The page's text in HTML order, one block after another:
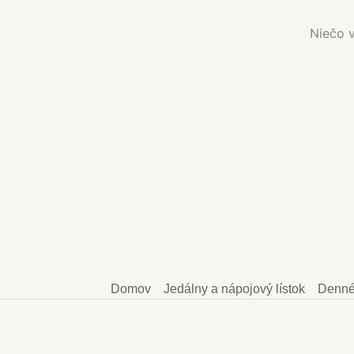
Niečo
Domov Jedálny a nápojový lístok